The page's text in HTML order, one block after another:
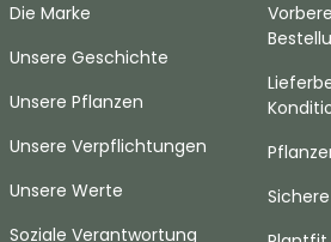
Die Marke
Unsere Geschichte
Unsere Pflanzen
Unsere Verpflichtungen
Unsere Werte
Soziale Verantwortung